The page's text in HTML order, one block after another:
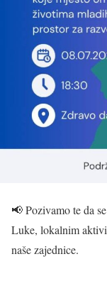
📢 Pozivamo te da
Luke, lokalnim
naše zajednice.